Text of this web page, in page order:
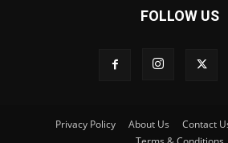
FOLLOW US
Privacy Policy About Us Contact